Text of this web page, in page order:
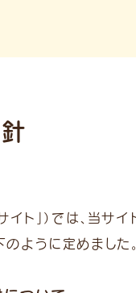
●●
イト」）では、当
ように定めまし